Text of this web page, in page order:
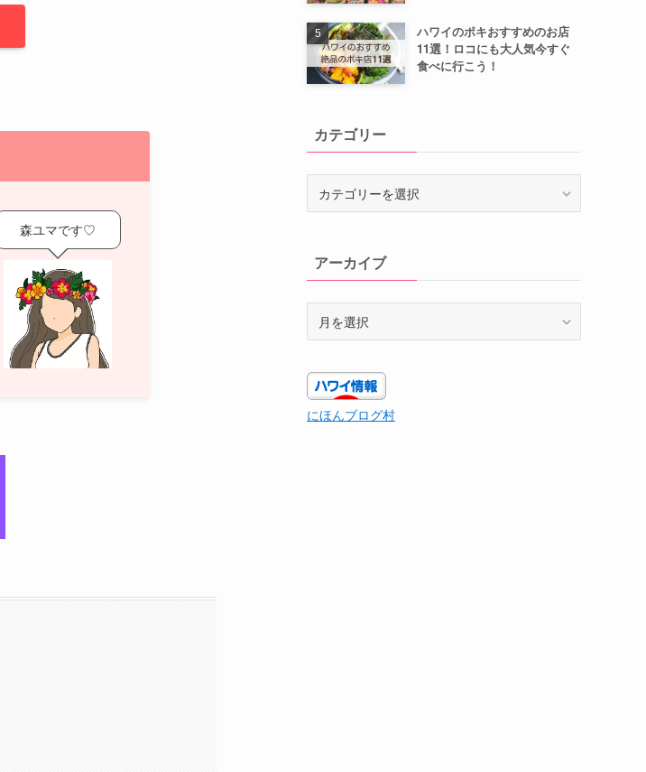
森ユマです♡
ハワイのポキおすすめのお店
11選！ロコにも大人気今すぐ
食べに行こう！
カテゴリー
ーアーカイブ
イ
ブ
にほんブログ村